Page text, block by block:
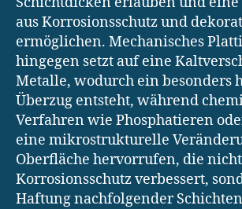
aus Korrosionsschutz und
ermöglichen. Mechanisches
hingegen setzt auf eine
Metalle, wodurch ein besonders
Überzug entsteht, während
Verfahren wie Phosphatieren
eine mikrostrukturelle
Oberfläche hervorrufen, die
Korrosionsschutz verbessert,
Haftung nachfolgender